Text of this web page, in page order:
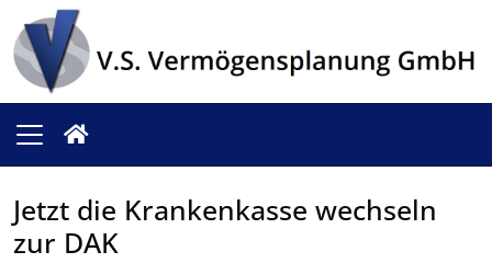
Jetzt die Krankenkasse wechseln
zur DAK